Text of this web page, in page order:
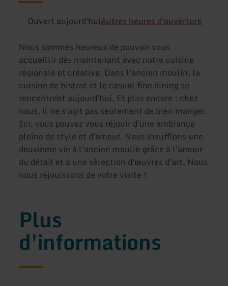
Ouvert aujourd'huiAutres heures d'ouverture
Nous sommes heureux de pouvoir vous
accueillir dès maintenant avec notre cuisine
régionale et créative. Dans l'ancien moulin, la
cuisine de bistrot et le casual fine dining se
rencontrent aujourd'hui. Et plus encore : chez
nous, il ne s'agit pas seulement de bien manger.
Ici, vous pouvez vous réjouir d'une ambiance
pleine de style et d'amour. Nous insufflons une
deuxième vie à l'ancien moulin grâce à l'amour
du détail et à une sélection d'œuvres d'art. Nous
nous réjouissons de votre visite !
Plus
d'informations